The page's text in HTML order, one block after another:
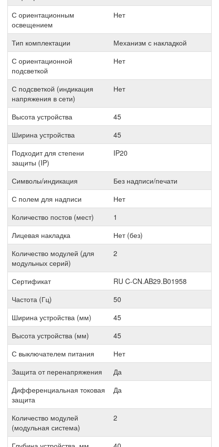
С ориентационным
освещением
Нет
Тип комплектации
Механизм с накладкой
С ориентационной
подсветкой
Нет
С подсветкой (индикация
напряжения в сети)
Нет
Высота устройства
45
Ширина устройства
45
Подходит для степени
защиты (IP)
IP20
Символы/индикация
Без надписи/печати
С полем для надписи
Нет
Количество постов (мест)
1
Лицевая накладка
Нет (без)
Количество модулей (для
модульных серий)
2
Сертификат
RU C-CN.AB29.B01958
Частота (Гц)
50
Ширина устройства (мм)
45
Высота устройства (мм)
45
С выключателем питания
Нет
Защита от перенапряжения
Да
Дифференциальная токовая
защита
Да
Количество модулей
(модульная система)
2